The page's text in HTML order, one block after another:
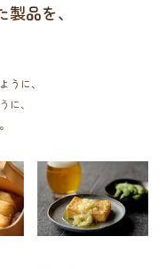
品を、
うに、
に、